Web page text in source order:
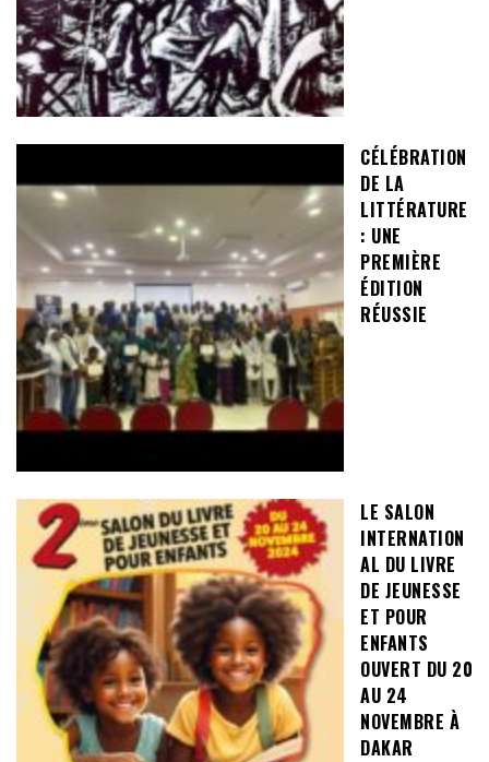
CÉLÉBRATION
DE LA
LITTÉRATURE
: UNE
PREMIÈRE
ÉDITION
RÉUSSIE
LE SALON
INTERNATION
AL DU LIVRE
DE JEUNESSE
ET POUR
ENFANTS
OUVERT DU 20
AU 24
NOVEMBRE À
DAKAR